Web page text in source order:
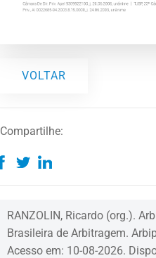
VOLTAR
Compartilhe:
RANZOLIN, Ricardo (org.).
Brasileira de Arbitragem.
Acesso em: 10-08-2026.